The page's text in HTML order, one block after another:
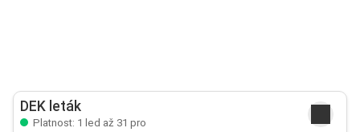
DEK leták
Platnost: 1 led až 31 pro